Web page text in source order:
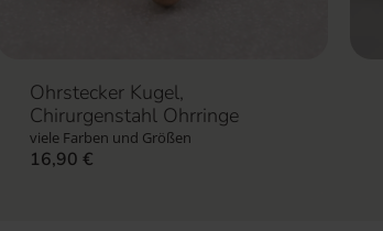
Ohrstecker Kugel,
Chirurgenstahl Ohrringe
viele Farben und Größen
16,90 €